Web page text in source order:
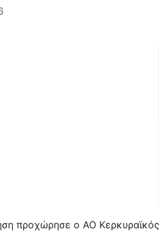
προχώρησε ο ΑΟ